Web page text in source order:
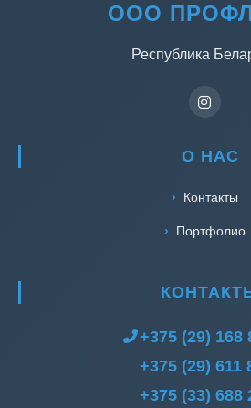
ООО
Республика
О НАС
Контакты
Портфолио
+375 (29) 168
+375 (29) 611
+375 (33) 688